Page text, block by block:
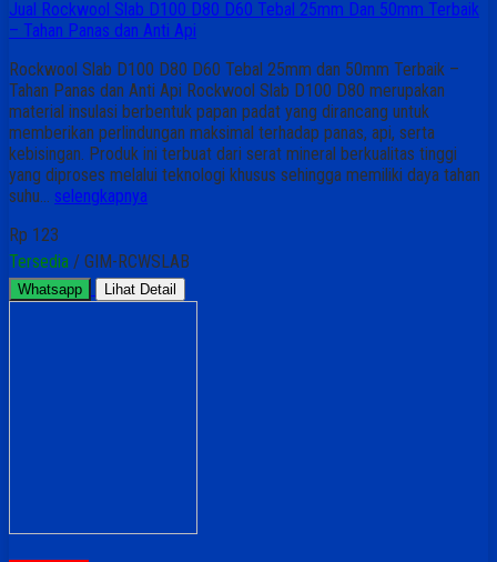
Jual Rockwool Slab D100 D80 D60 Tebal 25mm Dan 50mm Terbaik
– Tahan Panas dan Anti Api
Rockwool Slab D100 D80 D60 Tebal 25mm dan 50mm Terbaik –
Tahan Panas dan Anti Api Rockwool Slab D100 D80 merupakan
material insulasi berbentuk papan padat yang dirancang untuk
memberikan perlindungan maksimal terhadap panas, api, serta
kebisingan. Produk ini terbuat dari serat mineral berkualitas tinggi
yang diproses melalui teknologi khusus sehingga memiliki daya tahan
suhu… selengkapnya
Rp 123
Tersedia / GIM-RCWSLAB
Whatsapp Lihat Detail